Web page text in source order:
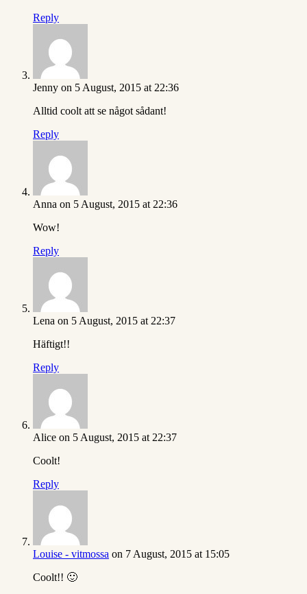
Reply
Jenny on 5 August, 2015 at 22:36
Alltid coolt att se något sådant!
Reply
Anna on 5 August, 2015 at 22:36
Wow!
Reply
Lena on 5 August, 2015 at 22:37
Häftigt!!
Reply
Alice on 5 August, 2015 at 22:37
Coolt!
Reply
Louise - vitmossa on 7 August, 2015 at 15:05
Coolt!! 🙂